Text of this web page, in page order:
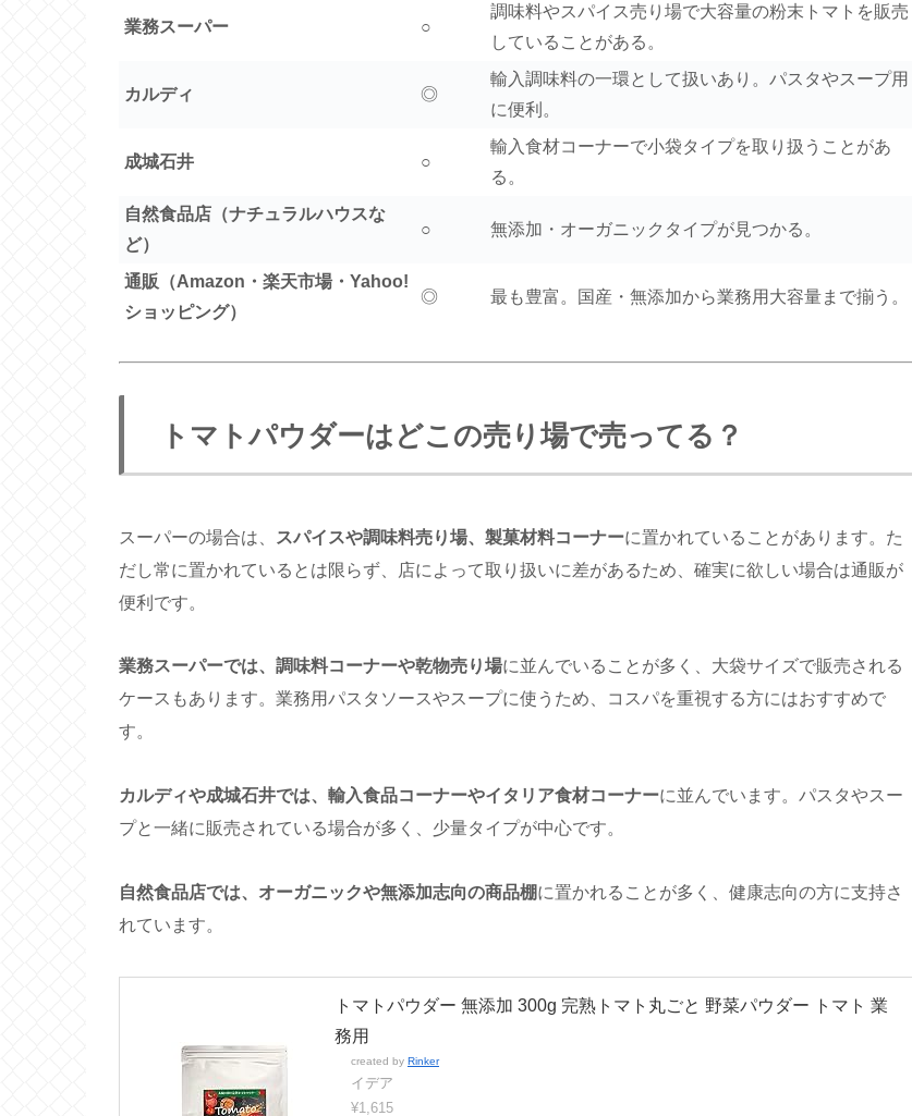
業務スーパー ○
調味料やスパイス売り場で大容量の粉末トマトを販売
していることがある。
カルディ ◎
輸入調味料の一環として扱いあり。パスタやスープ用
に便利。
成城石井 ○
輸入食材コーナーで小袋タイプを取り扱うことがあ
る。
自然食品店（ナチュラルハウスな
ど）
○ 無添加・オーガニックタイプが見つかる。
通販（Amazon・楽天市場・Yahoo!
ショッピング）
◎ 最も豊富。国産・無添加から業務用大容量まで揃う。
トマトパウダーはどこの売り場で売ってる？
スーパーの場合は、 スパイスや調味料売り場、製菓材料コーナーに置かれていることがあります。た
だし常に置かれているとは限らず、店によって取り扱いに差があるため、確実に欲しい場合は通販が
便利です。
業務スーパーでは、調味料コーナーや乾物売り場に並んでいることが多く、大袋サイズで販売される
ケースもあります。業務用パスタソースやスープに使うため、コスパを重視する方にはおすすめで
す。
カルディや成城石井では、輸入食品コーナーやイタリア食材コーナーに並んでいます。パスタやスー
プと一緒に販売されている場合が多く、少量タイプが中心です。
自然食品店では、オーガニックや無添加志向の商品棚に置かれることが多く、健康志向の方に支持さ
れています。
トマトパウダー 無添加 300g 完熟トマト丸ごと 野菜パウダー トマト 業
務用
created by Rinker
イデア
¥1,615